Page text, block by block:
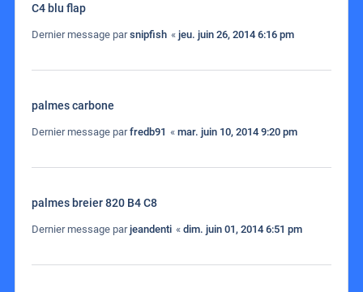
C4 blu flap
Dernier message parsnipfish « jeu. juin 26, 2014 6:16 pm
palmes carbone
Dernier message parfredb91 « mar. juin 10, 2014 9:20 pm
palmes breier 820 B4 C8
Dernier message parjeandenti « dim. juin 01, 2014 6:51 pm